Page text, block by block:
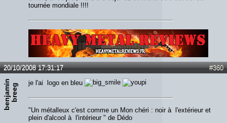
tournée mondiale !!!!
Lien :http://heavymetalreviews.fr/
#360
20/10/2008 17:31:17
b
e
n
j
a
mi
n
b
r
e
eg je l'ai logo en bleu
"Un métalleux c'est comme un Mon chéri : noir à l'extérieur et
plein d'alcool à l'intérieur " de Dédo